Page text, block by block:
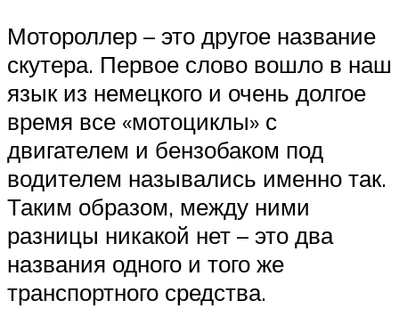
Мотороллер – это другое название
скутера. Первое слово вошло в наш
язык из немецкого и очень долгое
время все «мотоциклы» с
двигателем и бензобаком под
водителем назывались именно так.
Таким образом, между ними
разницы никакой нет – это два
названия одного и того же
транспортного средства.